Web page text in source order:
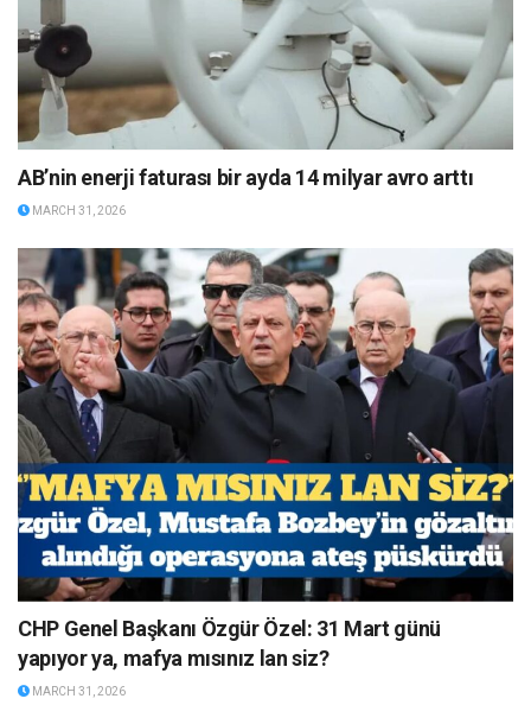
AB’nin enerji faturası bir ayda 14 milyar avro arttı
MARCH 31, 2026
CHP Genel Başkanı Özgür Özel: 31 Mart günü
yapıyor ya, mafya mısınız lan siz?
MARCH 31, 2026